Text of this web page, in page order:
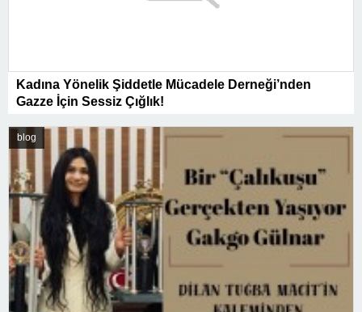
Kadına Yönelik Şiddetle Mücadele Derneği’nden
Gazze İçin Sessiz Çığlık!
blog